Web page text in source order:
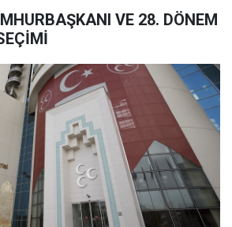
VE 28. DÖNEM